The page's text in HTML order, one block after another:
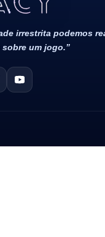
irrestrita podemos
um jogo.”